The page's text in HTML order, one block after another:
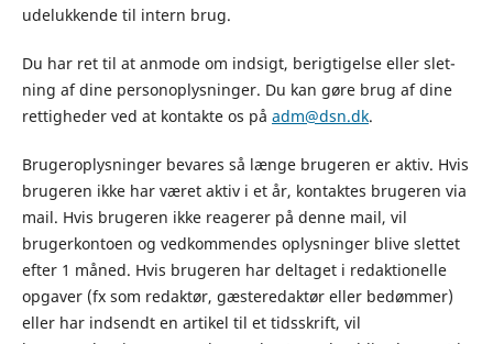
udelukkende til intern brug.
Du har ret til at anmo­de om ind­sigt, berig­ti­gel­se eller slet­
ning af dine per­so­nop­lys­nin­ger. Du kan gøre brug af dine
ret­tig­he­der ved at kon­tak­te os på adm@dsn.dk.
Brugeroplysninger bevares så længe brugeren er aktiv. Hvis
brugeren ikke har været aktiv i et år, kontaktes brugeren via
mail. Hvis brugeren ikke reagerer på denne mail, vil
brugerkontoen og vedkommendes oplysninger blive slettet
efter 1 måned. Hvis brugeren har deltaget i redaktionelle
opgaver (fx som redaktør, gæsteredaktør eller bedømmer)
eller har indsendt en artikel til et tidsskrift, vil